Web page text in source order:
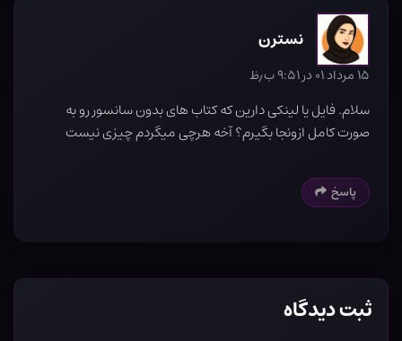
نسترن
۱۵ مرداد ۰۱ در ۹:۵۱ ب٫ظ
سلام. فایل یا لینکی دارین که کتاب های بدون سانسور رو به
صورت کامل ازونجا بگیرم؟ آخه هرچی میگردم چیزی نیست
پاسخ
ثبت دیدگاه